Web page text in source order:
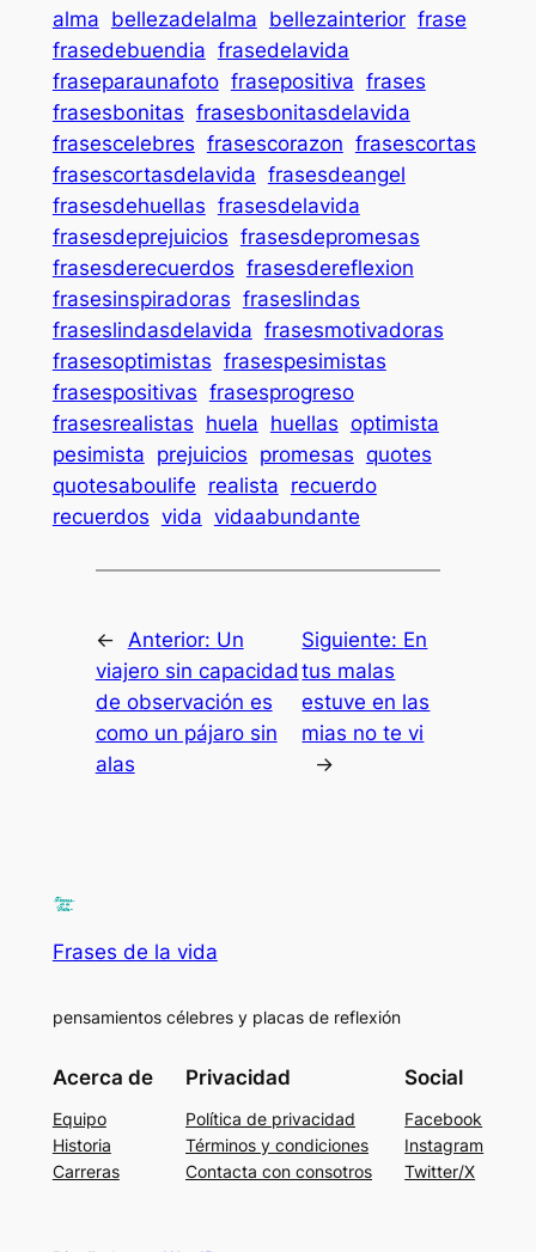
alma bellezadelalma bellezainterior frase
frasedebuendia frasedelavida
fraseparaunafoto frasepositiva frases
frasesbonitas frasesbonitasdelavida
frasescelebres frasescorazon frasescortas
frasescortasdelavida frasesdeangel
frasesdehuellas frasesdelavida
frasesdeprejuicios frasesdepromesas
frasesderecuerdos frasesdereflexion
frasesinspiradoras fraseslindas
fraseslindasdelavida frasesmotivadoras
frasesoptimistas frasespesimistas
frasespositivas frasesprogreso
frasesrealistas huela huellas optimista
pesimista prejuicios promesas quotes
quotesaboulife realista recuerdo
recuerdos vida vidaabundante
← Anterior: Un
viajero sin capacidad
de observación es
como un pájaro sin
alas
Siguiente: En
tus malas
estuve en las
mias no te vi
→
Frases de la vida
pensamientos célebres y placas de reflexión
Acerca de
Equipo
Historia
Carreras
Privacidad
Política de privacidad
Términos y condiciones
Contacta con consotros
Social
Facebook
Instagram
Twitter/X